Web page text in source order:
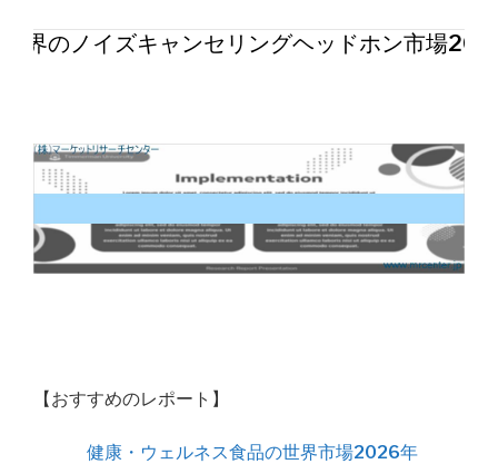
世界のノイズキャンセリングヘッドホン市場
【おすすめのレポート】
健康・ウェルネス食品の世界市場2026年